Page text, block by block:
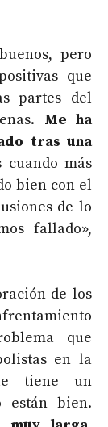
pero
que
partes del
Me ha
tras una
cuando más
bien con el
de lo
fallado»,
de los
que
en la
tiene un
están bien.